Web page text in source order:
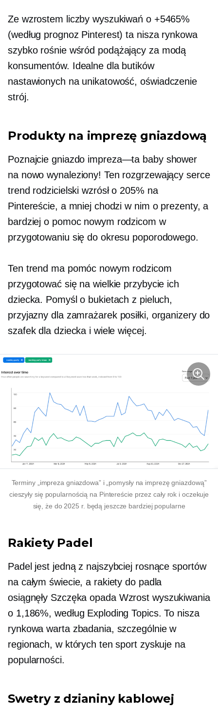
Ze wzrostem liczby wyszukiwań o +5465%
(według prognoz Pinterest) ta nisza rynkowa
szybko rośnie wśród podążający za modą
konsumentów. Idealne dla butików
nastawionych na unikatowość,oświadczenie
strój.
Produkty na imprezę gniazdową
Poznajcie gniazdo impreza—ta baby shower
na nowo wynaleziony! Ten rozgrzewający serce
trend rodzicielski wzrósł o 205% na
Pintereście, a mniej chodzi w nim o prezenty, a
bardziej o pomoc nowym rodzicom w
przygotowaniu się do okresu poporodowego.
Ten trend ma pomóc nowym rodzicom
przygotować się na wielkie przybycie ich
dziecka. Pomyśl o bukietach z pieluch,
przyjazny dla zamrażarekposiłki, organizery do
szafek dla dziecka i wiele więcej.
Terminy „impreza gniazdowa” i „pomysły na imprezę gniazdową”
cieszyły się popularnością na Pintereście przez cały rok i oczekuje
się, że do 2025 r. będą jeszcze bardziej popularne
Rakiety Padel
Padel jest jedną z najszybciej rosnące sportów
na całym świecie, a rakiety do padla
osiągnęły Szczęka opadaWzrost wyszukiwania
o 1,186%, według Exploding Topics. To nisza
rynkowa warta zbadania, szczególnie w
regionach, w których ten sport zyskuje na
popularności.
Swetry z dzianiny kablowej